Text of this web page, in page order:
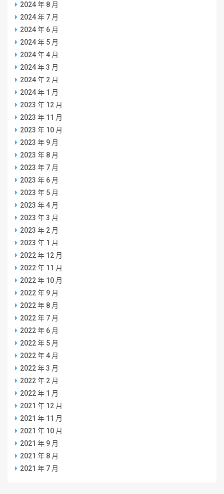
2024 年 8 月
2024 年 7 月
2024 年 6 月
2024 年 5 月
2024 年 4 月
2024 年 3 月
2024 年 2 月
2024 年 1 月
2023 年 12 月
2023 年 11 月
2023 年 10 月
2023 年 9 月
2023 年 8 月
2023 年 7 月
2023 年 6 月
2023 年 5 月
2023 年 4 月
2023 年 3 月
2023 年 2 月
2023 年 1 月
2022 年 12 月
2022 年 11 月
2022 年 10 月
2022 年 9 月
2022 年 8 月
2022 年 7 月
2022 年 6 月
2022 年 5 月
2022 年 4 月
2022 年 3 月
2022 年 2 月
2022 年 1 月
2021 年 12 月
2021 年 11 月
2021 年 10 月
2021 年 9 月
2021 年 8 月
2021 年 7 月